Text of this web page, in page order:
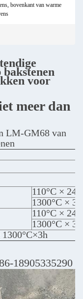
bovenkant van warme
voor
meer dan
LM-GM68 van
110°C × 24
1300°C × 3
110°C × 24
1300°C × 3
18905335290